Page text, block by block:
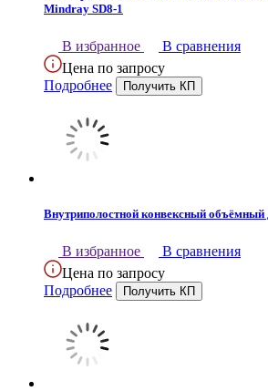
Mindray SD8-1
В избранное
В сравнения
Цена по запросу
Подробнее
Внутриполостной конвексный
В избранное
В сравнения
Цена по запросу
Подробнее